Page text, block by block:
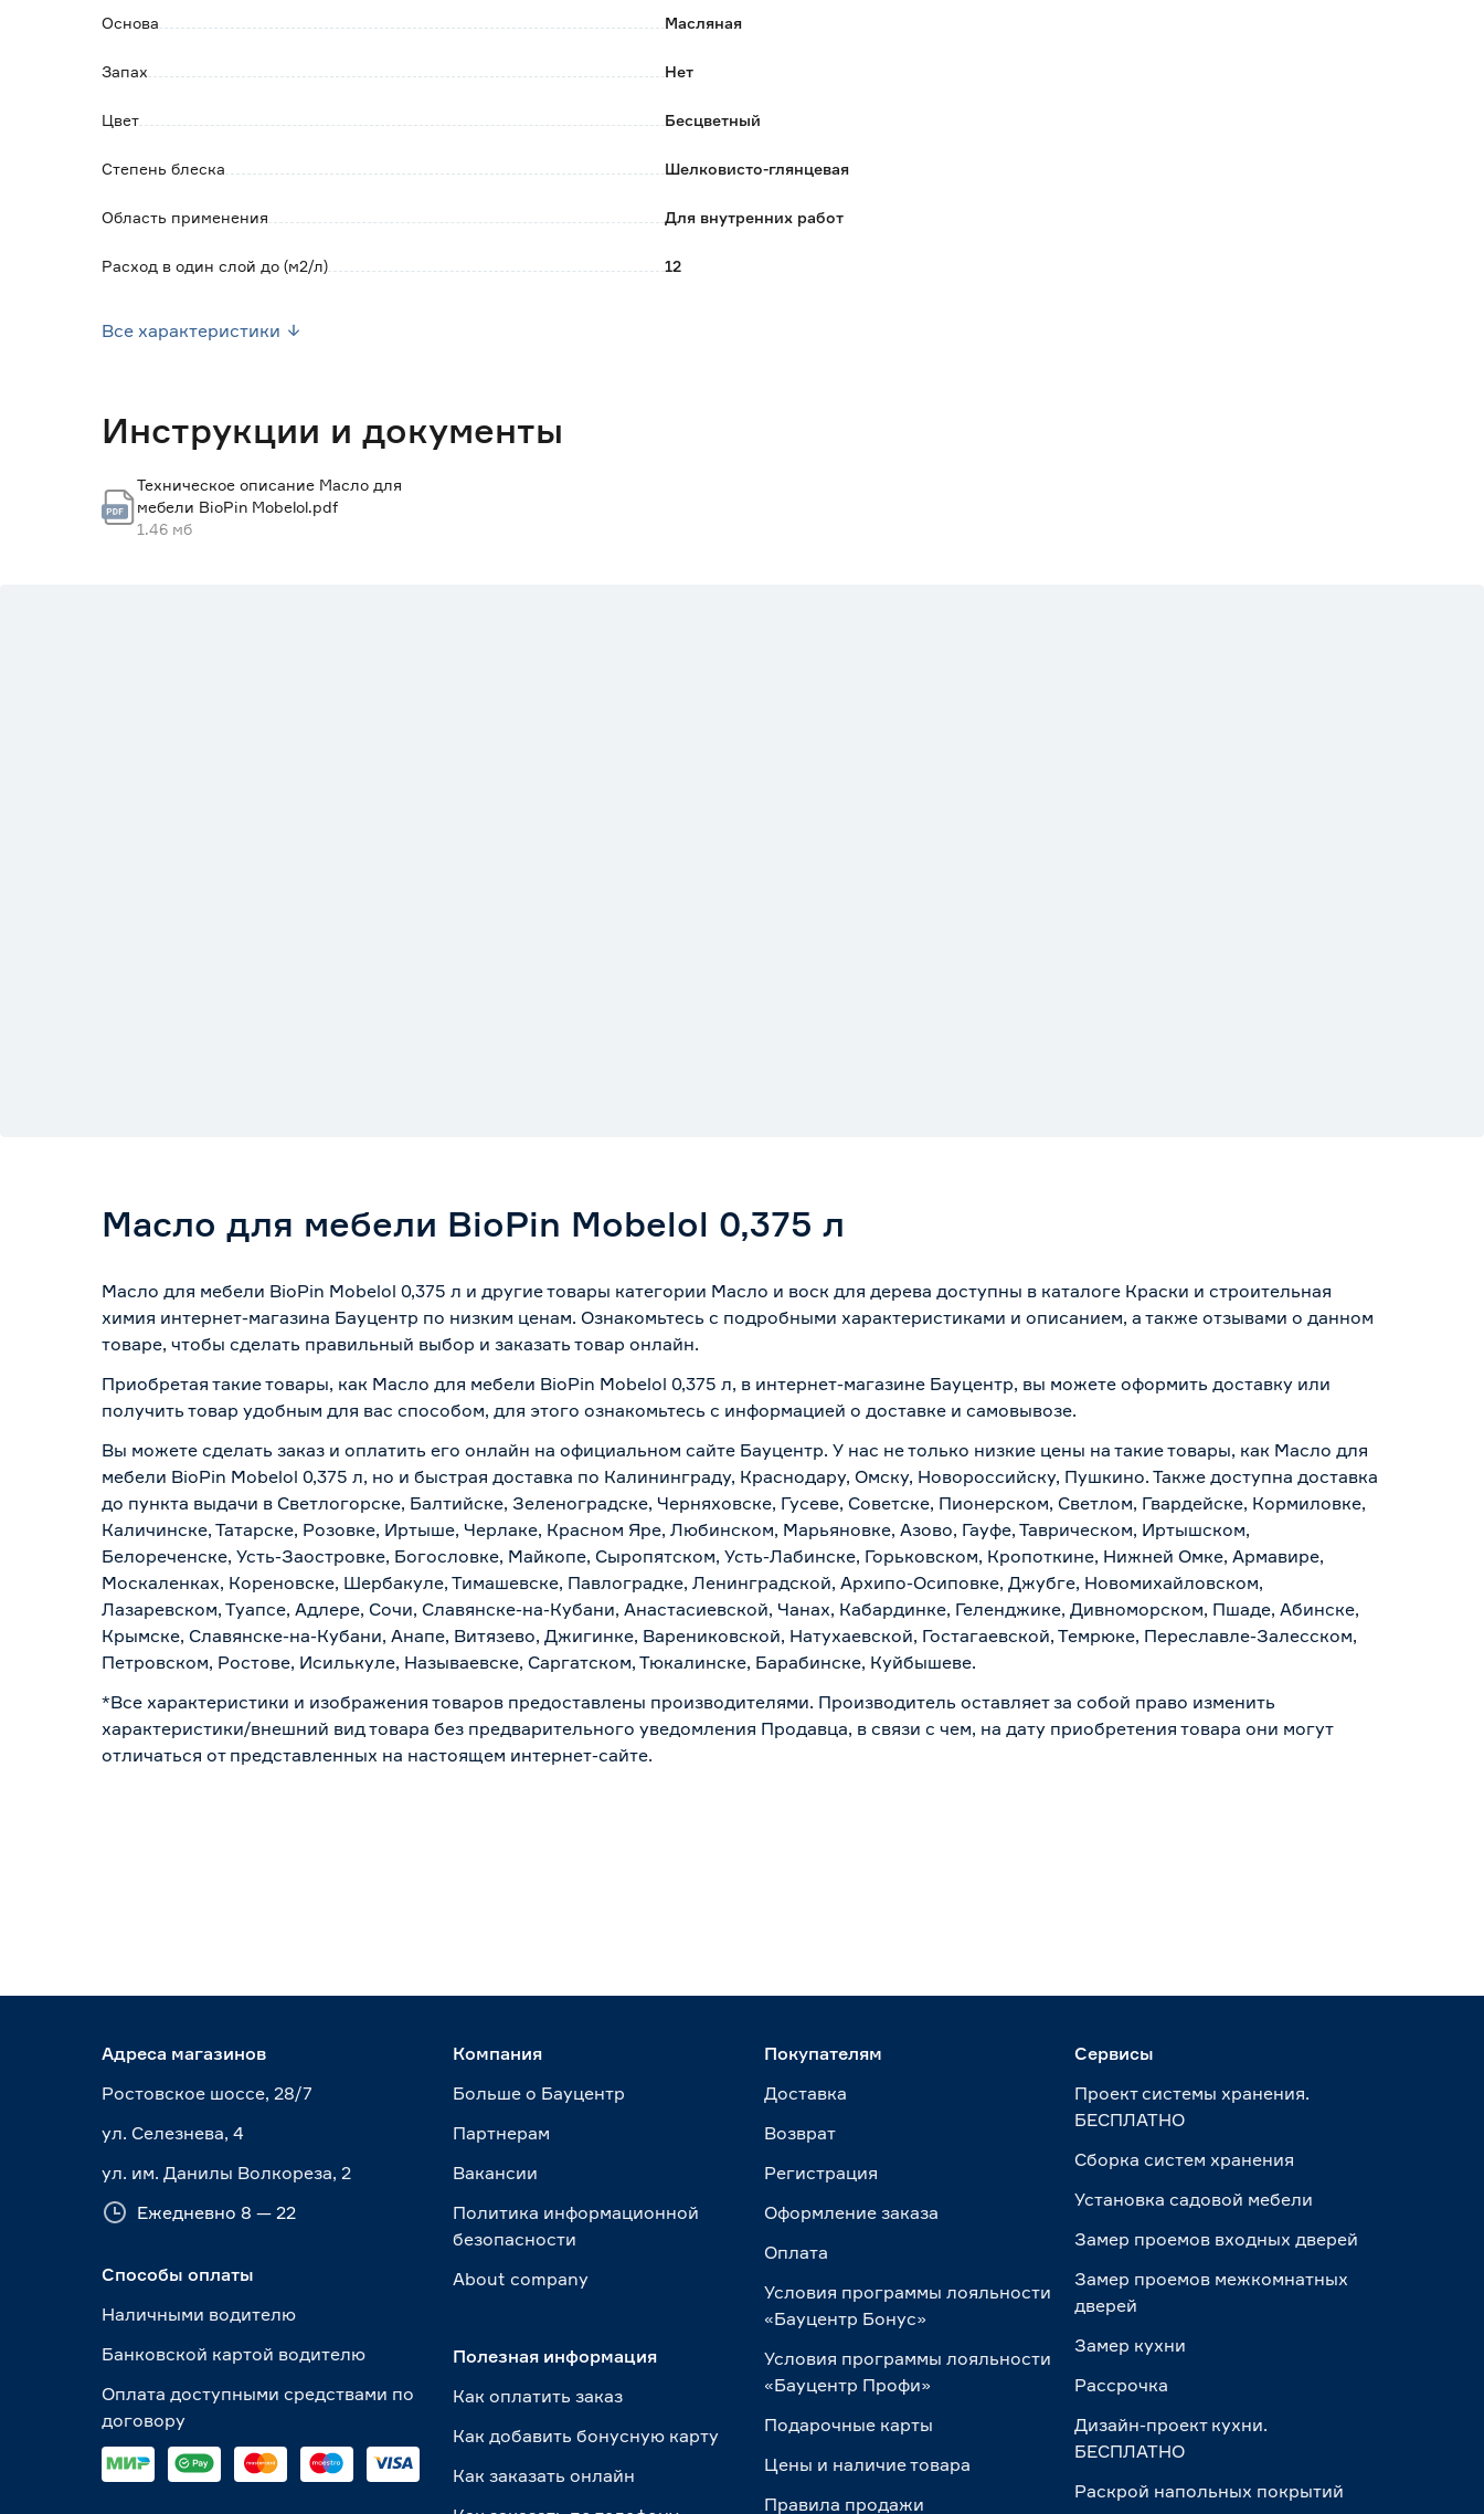
Не требует разбавления.
Инструмент: плоская кисть.
Поверхность сухая на отлип через 4-6 часов, второй слой наносят через 12 часов.
Основа Масляная
Запах Нет
Цвет Бесцветный
Степень блеска Шелковисто-глянцевая
Область применения Для внутренних работ
Расход в один слой до (м2/л) 12
Все характеристики
Инструкции и документы
Техническое описание Масло для
мебели BioPin Mobelol.pdf
1.46 мб
Масло для мебели BioPin Mobelol 0,375 л
Масло для мебели BioPin Mobelol 0,375 л и другие товары категории Масло и воск для дерева доступны в каталоге Краски и строительная
химия интернет-магазина Бауцентр по низким ценам. Ознакомьтесь с подробными характеристиками и описанием, а также отзывами о данном
товаре, чтобы сделать правильный выбор и заказать товар онлайн.
Приобретая такие товары, как Масло для мебели BioPin Mobelol 0,375 л, в интернет-магазине Бауцентр, вы можете оформить доставку или
получить товар удобным для вас способом, для этого ознакомьтесь с информацией о доставке и самовывозе.
Вы можете сделать заказ и оплатить его онлайн на официальном сайте Бауцентр. У нас не только низкие цены на такие товары, как Масло для
мебели BioPin Mobelol 0,375 л, но и быстрая доставка по Калининграду, Краснодару, Омску, Новороссийску, Пушкино. Также доступна доставка
до пункта выдачи в Светлогорске, Балтийске, Зеленоградске, Черняховске, Гусеве, Советске, Пионерском, Светлом, Гвардейске, Кормиловке,
Каличинске, Татарске, Розовке, Иртыше, Черлаке, Красном Яре, Любинском, Марьяновке, Азово, Гауфе, Таврическом, Иртышском,
Белореченске, Усть-Заостровке, Богословке, Майкопе, Сыропятском, Усть-Лабинске, Горьковском, Кропоткине, Нижней Омке, Армавире,
Москаленках, Кореновске, Шербакуле, Тимашевске, Павлоградке, Ленинградской, Архипо-Осиповке, Джубге, Новомихайловском,
Лазаревском, Туапсе, Адлере, Сочи, Славянске-на-Кубани, Анастасиевской, Чанах, Кабардинке, Геленджике, Дивноморском, Пшаде, Абинске,
Крымске, Славянске-на-Кубани, Анапе, Витязево, Джигинке, Варениковской, Натухаевской, Гостагаевской, Темрюке, Переславле-Залесском,
Петровском, Ростове, Исилькуле, Называевске, Саргатском, Тюкалинске, Барабинске, Куйбышеве.
*Все характеристики и изображения товаров предоставлены производителями. Производитель оставляет за собой право изменить
характеристики/внешний вид товара без предварительного уведомления Продавца, в связи с чем, на дату приобретения товара они могут
отличаться от представленных на настоящем интернет-сайте.
Адреса магазинов
Ростовское шоссе, 28/7
ул. Селезнева, 4
ул. им. Данилы Волкореза, 2
Ежедневно 8 — 22
Способы оплаты
Наличными водителю
Банковской картой водителю
Оплата доступными средствами по
договору
Компания
Больше о Бауцентр
Партнерам
Вакансии
Политика информационной
безопасности
About сompany
Полезная информация
Как оплатить заказ
Как добавить бонусную карту
Как заказать онлайн
Покупателям
Доставка
Возврат
Регистрация
Оформление заказа
Оплата
Условия программы лояльности
«Бауцентр Бонус»
Условия программы лояльности
«Бауцентр Профи»
Подарочные карты
Цены и наличие товара
Правила продажи
Сервисы
Проект системы хранения.
БЕСПЛАТНО
Сборка систем хранения
Установка садовой мебели
Замер проемов входных дверей
Замер проемов межкомнатных
дверей
Замер кухни
Рассрочка
Дизайн-проект кухни.
БЕСПЛАТНО
Раскрой напольных покрытий